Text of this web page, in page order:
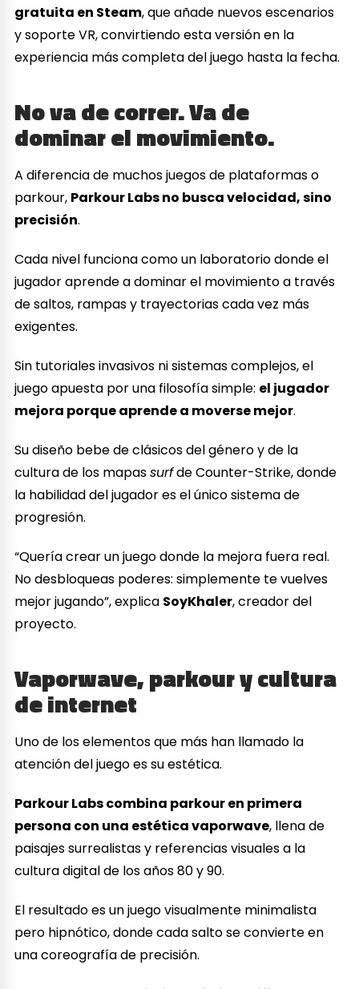
gratuita en Steam, que añade nuevos escenarios
y soporte VR, convirtiendo esta versión en la
experiencia más completa del juego hasta la fecha.
No va de correr. Va de
dominar el movimiento.
A diferencia de muchos juegos de plataformas o
parkour, Parkour Labs no busca velocidad, sino
precisión.
Cada nivel funciona como un laboratorio donde el
jugador aprende a dominar el movimiento a través
de saltos, rampas y trayectorias cada vez más
exigentes.
Sin tutoriales invasivos ni sistemas complejos, el
juego apuesta por una filosofía simple: el jugador
mejora porque aprende a moverse mejor.
Su diseño bebe de clásicos del género y de la
cultura de los mapassurfde Counter-Strike, donde
la habilidad del jugador es el único sistema de
progresión.
“Quería crear un juego donde la mejora fuera real.
No desbloqueas poderes: simplemente te vuelves
mejor jugando”, explica SoyKhaler, creador del
proyecto.
Vaporwave, parkour y cultura
de internet
Uno de los elementos que más han llamado la
atención del juego es su estética.
Parkour Labs combina parkour en primera
persona con una estética vaporwave, llena de
paisajes surrealistas y referencias visuales a la
cultura digital de los años 80 y 90.
El resultado es un juego visualmente minimalista
pero hipnótico, donde cada salto se convierte en
una coreografía de precisión.